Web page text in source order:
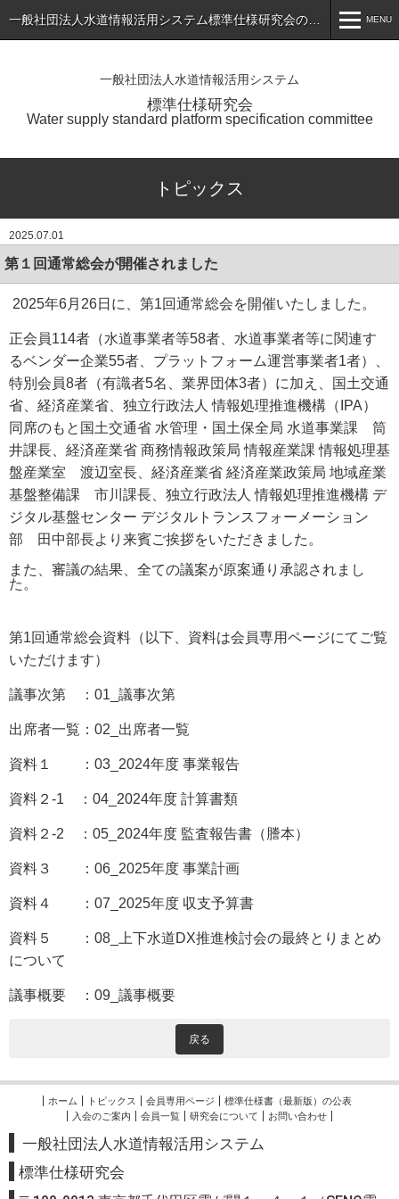
一般社団法人水道情報活用システム
標準仕様研究会
Water supply standard platform specification committee
MENU
入会のご案内
研究会について
アプリケーションサービス・製品一覧
トピックス
2025.07.01
第１回通常総会が開催されました
2025年6月26日に、第1回通常総会を開催いたしました。
正会員114者（水道事業者等58者、水道事業者等に関連す
るベンダー企業55者、プラットフォーム運営事業者1者）、
特別会員8者（有識者5名、業界団体3者）に加え、国土交通
省、経済産業省、独立行政法人 情報処理推進機構（IPA）
同席のもと国土交通省 水管理・国土保全局 水道事業課 筒
井課長、経済産業省 商務情報政策局 情報産業課 情報処理基
盤産業室 渡辺室長、経済産業省 経済産業政策局 地域産業
基盤整備課 市川課長、独立行政法人 情報処理推進機構 デ
ジタル基盤センター デジタルトランスフォーメーション
部 田中部長より来賓ご挨拶をいただきました。
また、審議の結果、全ての議案が原案通り承認されまし
た。
第1回通常総会資料 （以下、資料は会員専用ページにてご覧
いただけます）
議事次第 ：01_議事次第
出席者一覧：02_出席者一覧
資料１ ：03_2024年度 事業報告
資料２-1 ：04_2024年度 計算書類
資料２-2 ：05_2024年度 監査報告書（謄本）
資料３ ：06_2025年度 事業計画
資料４ ： 07_2025年度 収支予算書
資料５ ：08_上下水道DX推進検討会の最終とりまとめ
について
議事概要 ：09_議事概要
戻る
ホーム トピックス 会員専用ページ
標準仕様書（最新版）の公表
入会のご案内
会員一覧 研究会について お問い合わせ
一般社団法人水道情報活用システム
標準仕様研究会